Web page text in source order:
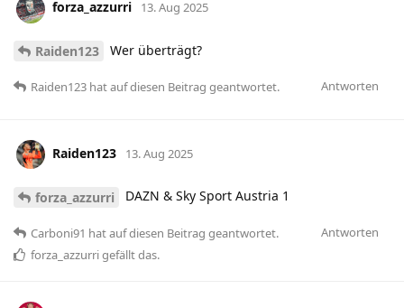
forza_azzurri 13. Aug 2025
Raiden123 Wer überträgt?
Antworten
Raiden123 hatauf diesen Beitrag geantwortet.
Raiden123 13. Aug 2025
forza_azzurri DAZN & Sky Sport Austria 1
Antworten
Carboni91 hatauf diesen Beitrag geantwortet.
forza_azzurrigefällt das.